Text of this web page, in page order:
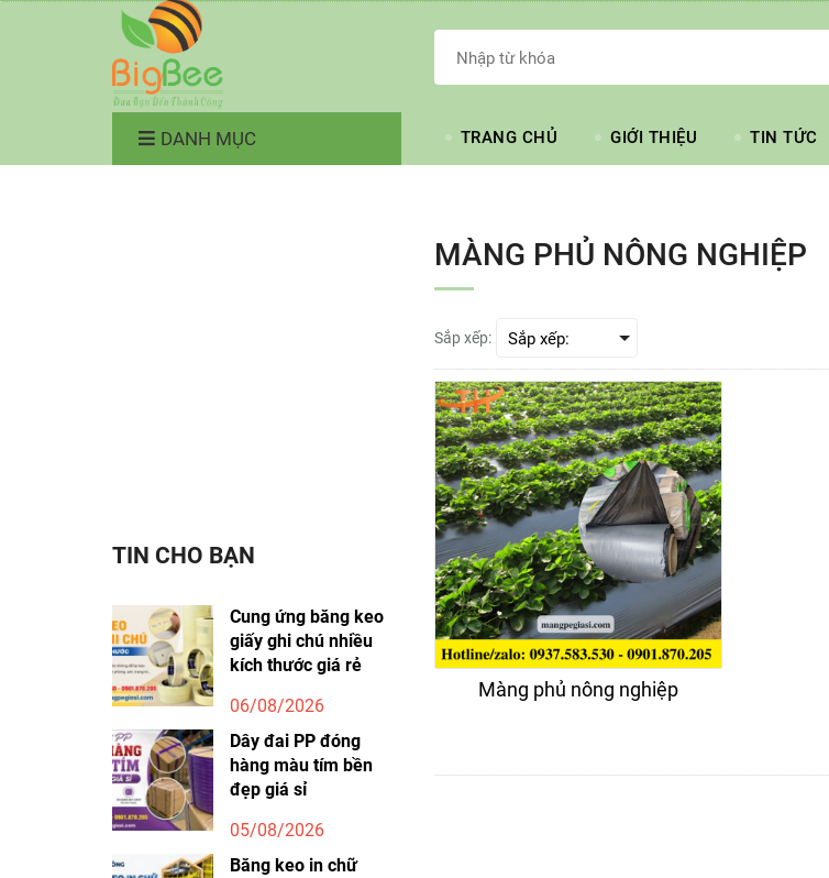
DANH MỤC TRANG CHỦ GIỚI THIỆU TIN TỨC
MÀNG PHỦ NÔNG NGHIỆP
Sắp xếp:
Màng phủ nông nghiệp
TIN CHO BẠN
Cung ứng băng keo
giấy ghi chú nhiều
kích thước giá rẻ
06/08/2026
Dây đai PP đóng
hàng màu tím bền
đẹp giá sỉ
05/08/2026
Băng keo in chữ